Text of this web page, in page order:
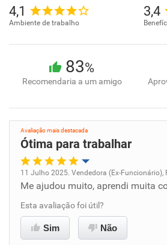
4,1
Ambiente de trabalho
3,4
83%
Recomendaria a um amigo
Avaliação mais destacada
Ótima para trabalhar
Oportunidade de promoção
Ambiente de trabalho
11 Julho 2025. Vendedora (Ex-Funcionário),
Me ajudou muito, aprendi muita
Esta avaliação foi útil?
Sim Não